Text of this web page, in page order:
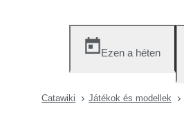
Ezen a héten
Catawiki Játékok és modellek